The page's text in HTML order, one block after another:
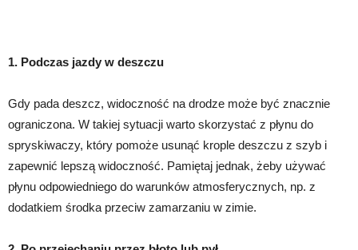
1. Podczas jazdy w deszczu
Gdy pada deszcz, widoczność na drodze może być znacznie
ograniczona. W takiej sytuacji warto skorzystać z płynu do
spryskiwaczy, który pomoże usunąć krople deszczu z szyb i
zapewnić lepszą widoczność. Pamiętaj jednak, żeby używać
płynu odpowiedniego do warunków atmosferycznych, np. z
dodatkiem środka przeciw zamarzaniu w zimie.